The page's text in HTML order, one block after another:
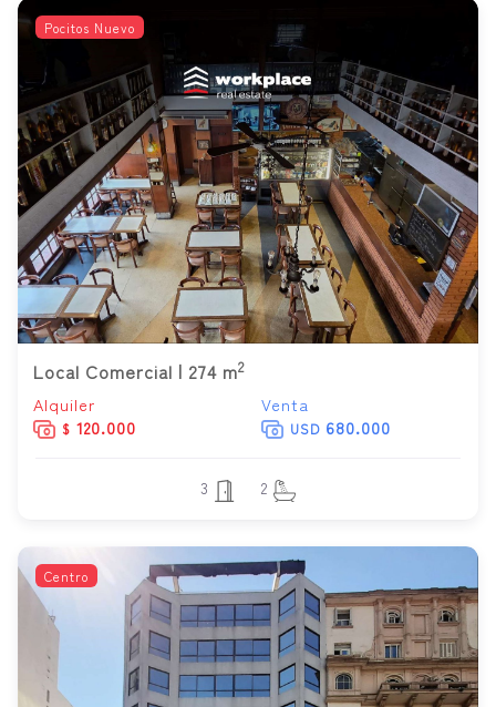
Pocitos Nuevo
Local Comercial | 274 m2
Alquiler
$ 120.000
Venta
USD 680.000
3 2
Centro